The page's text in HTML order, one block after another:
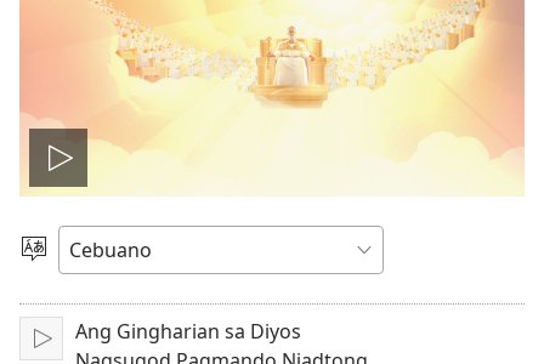
I-
play
ang
Pagpilig
Pinulongan
I-
Ang Gingharian sa Diyos